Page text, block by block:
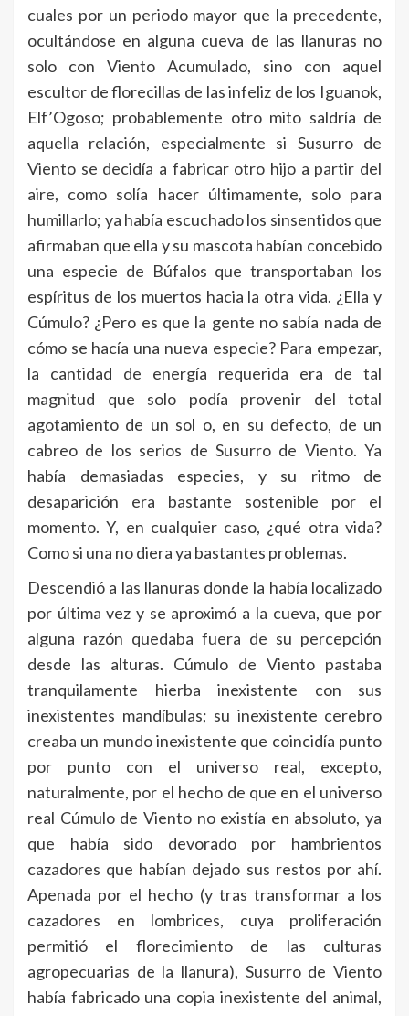
cuales por un periodo mayor que la precedente,
ocultándose en alguna cueva de las llanuras no
solo con Viento Acumulado, sino con aquel
escultor de florecillas de las infeliz de los Iguanok,
Elf’Ogoso; probablemente otro mito saldría de
aquella relación, especialmente si Susurro de
Viento se decidía a fabricar otro hijo a partir del
aire, como solía hacer últimamente, solo para
humillarlo; ya había escuchado los sinsentidos que
afirmaban que ella y su mascota habían concebido
una especie de Búfalos que transportaban los
espíritus de los muertos hacia la otra vida. ¿Ella y
Cúmulo? ¿Pero es que la gente no sabía nada de
cómo se hacía una nueva especie? Para empezar,
la cantidad de energía requerida era de tal
magnitud que solo podía provenir del total
agotamiento de un sol o, en su defecto, de un
cabreo de los serios de Susurro de Viento. Ya
había demasiadas especies, y su ritmo de
desaparición era bastante sostenible por el
momento. Y, en cualquier caso, ¿qué otra vida?
Como si una no diera ya bastantes problemas.
Descendió a las llanuras donde la había localizado
por última vez y se aproximó a la cueva, que por
alguna razón quedaba fuera de su percepción
desde las alturas. Cúmulo de Viento pastaba
tranquilamente hierba inexistente con sus
inexistentes mandíbulas; su inexistente cerebro
creaba un mundo inexistente que coincidía punto
por punto con el universo real, excepto,
naturalmente, por el hecho de que en el universo
real Cúmulo de Viento no existía en absoluto, ya
que había sido devorado por hambrientos
cazadores que habían dejado sus restos por ahí.
Apenada por el hecho (y tras transformar a los
cazadores en lombrices, cuya proliferación
permitió el florecimiento de las culturas
agropecuarias de la llanura), Susurro de Viento
había fabricado una copia inexistente del animal,